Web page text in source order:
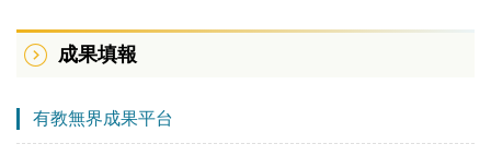
成果填報
有教無界成果平台